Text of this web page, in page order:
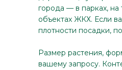
города — в парках,
объектах ЖКХ. Если
плотности посадки,
Размер растения,
вашему запросу.